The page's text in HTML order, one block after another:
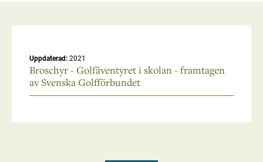
Meny
medlemmar
Uppdaterad:2021
Broschyr - Golfäventyret i skolan - framtagen
av Svenska Golfförbundet